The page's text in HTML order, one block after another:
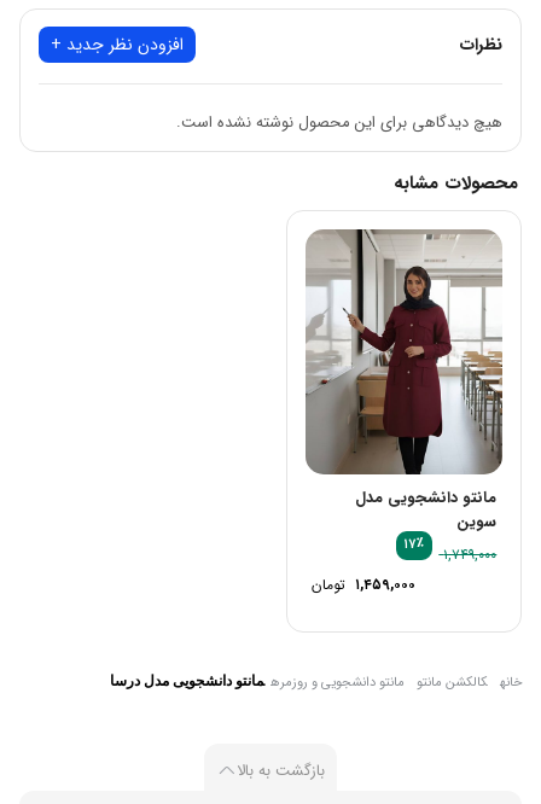
✅🌈رنگبندی طبق ژورنال
✅ قد مانتو حدود 100 سانت
✅تایم ارسال ده روزه میباشد
نظرات افزودن نظر جدید +
هیچ دیدگاهی برای این محصول نوشته نشده است.
محصولات مشابه
مانتو دانشجویی مدل
سوین
٪۱۷
۱,۷۴۹,۰۰۰
۱,۴۵۹,۰۰۰ تومان
خانه کالکشن مانتو مانتو دانشجویی و روزمره مانتو دانشجویی مدل درسا
بازگشت به بالا